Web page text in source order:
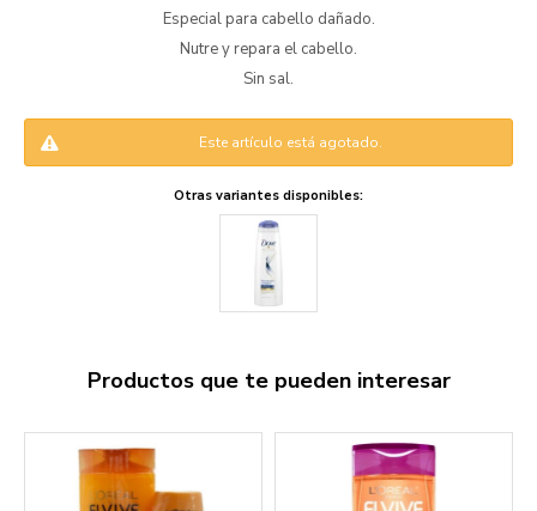
Especial para cabello dañado.
Nutre y repara el cabello.
Sin sal.
Este artículo está agotado.
Otras variantes disponibles:
Productos que te pueden interesar